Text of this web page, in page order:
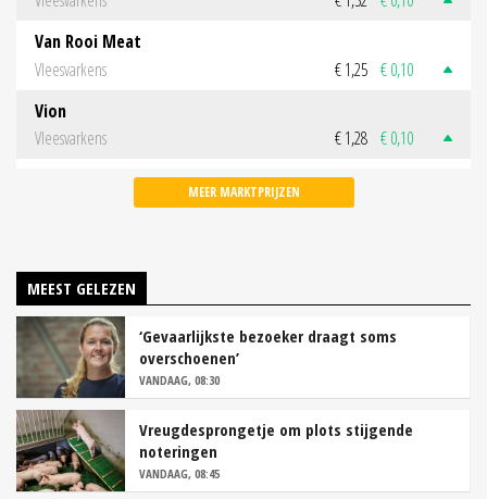
Van Rooi Meat
Vleesvarkens
€ 1,25 € 0,10
Vion
Vleesvarkens
€ 1,28 € 0,10
MEER MARKTPRIJZEN
MEEST GELEZEN
‘Gevaarlijkste bezoeker draagt soms
overschoenen’
VANDAAG, 08:30
Vreugdesprongetje om plots stijgende
noteringen
VANDAAG, 08:45